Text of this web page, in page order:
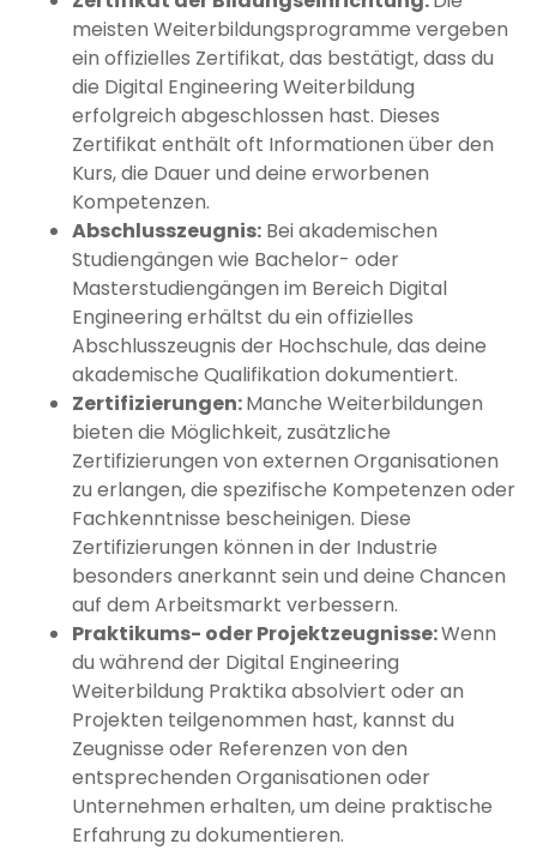
meisten Weiterbildungsprogramme vergeben
ein offizielles Zertifikat, das bestätigt, dass du
die Digital Engineering Weiterbildung
erfolgreich abgeschlossen hast. Dieses
Zertifikat enthält oft Informationen über den
Kurs, die Dauer und deine erworbenen
Kompetenzen.
Abschlusszeugnis: Bei akademischen
Studiengängen wie Bachelor- oder
Masterstudiengängen im Bereich Digital
Engineering erhältst du ein offizielles
Abschlusszeugnis der Hochschule, das deine
akademische Qualifikation dokumentiert.
Zertifizierungen:Manche Weiterbildungen
bieten die Möglichkeit, zusätzliche
Zertifizierungen von externen Organisationen
zu erlangen, die spezifische Kompetenzen oder
Fachkenntnisse bescheinigen. Diese
Zertifizierungen können in der Industrie
besonders anerkannt sein und deine Chancen
auf dem Arbeitsmarkt verbessern.
Praktikums- oder Projektzeugnisse:Wenn
du während der Digital Engineering
Weiterbildung Praktika absolviert oder an
Projekten teilgenommen hast, kannst du
Zeugnisse oder Referenzen von den
entsprechenden Organisationen oder
Unternehmen erhalten, um deine praktische
Erfahrung zu dokumentieren.